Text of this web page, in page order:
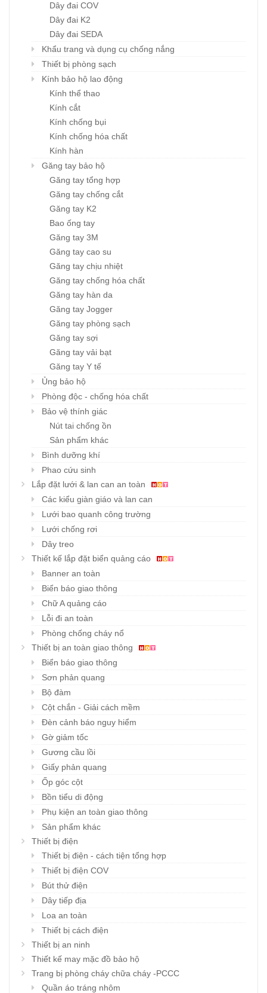
Dây đai COV
Dây đai K2
Dây đai SEDA
Khẩu trang và dụng cụ chống nắng
Thiết bị phòng sạch
Kính bảo hộ lao động
Kính thể thao
Kính cắt
Kính chống bụi
Kính chống hóa chất
Kính hàn
Găng tay bảo hộ
Găng tay tổng hợp
Găng tay chống cắt
Găng tay K2
Bao ống tay
Găng tay 3M
Găng tay cao su
Găng tay chịu nhiệt
Găng tay chống hóa chất
Găng tay hàn da
Găng tay Jogger
Găng tay phòng sạch
Găng tay sợi
Găng tay vải bạt
Găng tay Y tế
Ủng bảo hộ
Phòng độc - chống hóa chất
Bảo vệ thính giác
Nút tai chống ồn
Sản phẩm khác
Bình dưỡng khí
Phao cứu sinh
Lắp đặt lưới & lan can an toàn
Các kiểu giàn giáo và lan can
Lưới bao quanh công trường
Lưới chống rơi
Dây treo
Thiết kế lắp đặt biển quảng cáo
Banner an toàn
Biển báo giao thông
Chữ A quảng cáo
Lỗi đi an toàn
Phòng chống cháy nổ
Thiết bị an toàn giao thông
Biển báo giao thông
Sơn phản quang
Bộ đàm
Cột chắn - Giải cách mềm
Đèn cảnh báo nguy hiểm
Gờ giảm tốc
Gương cầu lồi
Giấy phản quang
Ốp góc cột
Bồn tiểu di động
Phụ kiện an toàn giao thông
Sản phẩm khác
Thiết bị điện
Thiết bị điện - cách tiện tổng hợp
Thiết bị điện COV
Bút thử điện
Dây tiếp địa
Loa an toàn
Thiết bị cách điện
Thiết bị an ninh
Thiết kế may mặc đồ bảo hộ
Trang bị phòng cháy chữa cháy -PCCC
Quần áo tráng nhôm